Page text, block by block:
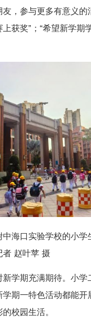
，参与更多有意义的
获奖”；“希望新学期
中海口实验学校的小学
者 赵叶苹 摄
新学期充满期待。小学
期一特色活动都能开
校园生活。